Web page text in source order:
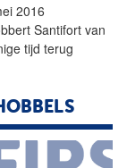
2016
Santifort van
tijd terug